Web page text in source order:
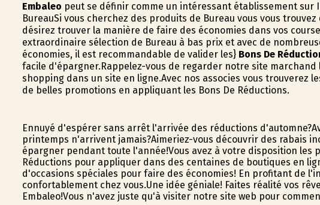
Embaleo peut se définir comme un intéressant établissement
BureauSi vous cherchez des produits de Bureau vous vous
désirez trouver la manière de faire des économies dans vos
extraordinaire sélection de Bureau à bas prix et avec de
économies, il est recommandable de valider les} Bons De
facile d'épargner.Rappelez-vous de regarder notre site
shopping dans un site en ligne.Avec nos associes vous trouverez
de belles promotions en appliquant les Bons De Réductions.
Ennuyé d'espérer sans arrêt l'arrivée des réductions
printemps n'arrivent jamais?Aimeriez-vous découvrir des rabais
épargner pendant toute l'année!Vous avez à votre disposition les
Réductions pour appliquer dans des centaines de boutiques en
d'occasions spéciales pour faire des économies! En profitant de
confortablement chez vous.Une idée géniale! Faites réalité vos
Embaleo!Vous n'avez juste qu'à visiter notre site web pour